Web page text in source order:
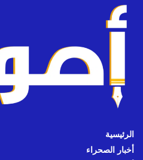
الرئيسية
أخبار الصحراء